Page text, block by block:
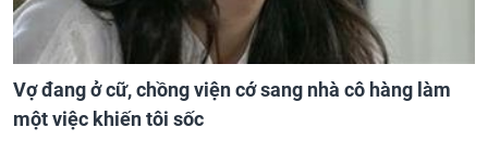
Vợ đang ở cữ, chồng viện cớ sang nhà cô hàng làm
một việc khiến tôi sốc